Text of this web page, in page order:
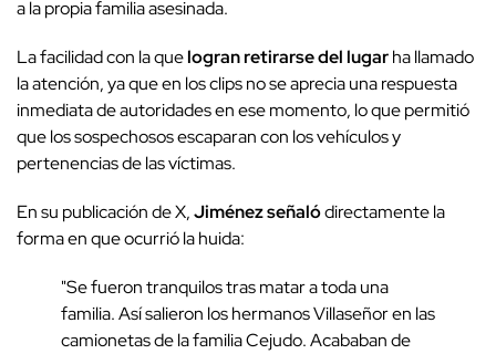
a la propia familia asesinada.
La facilidad con la quelogran retirarse del lugarha llamado
la atención, ya que en los clips no se aprecia una respuesta
inmediata de autoridades en ese momento, lo que permitió
que los sospechosos escaparan con los vehículos y
pertenencias de las víctimas.
En su publicación de X,Jiménez señalódirectamente la
forma en que ocurrió la huida:
"Se fueron tranquilos tras matar a toda una
familia. Así salieron los hermanos Villaseñor en las
camionetas de la familia Cejudo. Acababan de